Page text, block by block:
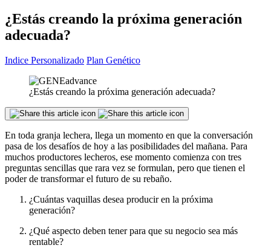
¿Estás creando la próxima generación
adecuada?
Indice Personalizado Plan Genético
¿Estás creando la próxima generación adecuada?
En toda granja lechera, llega un momento en que la conversación
pasa de los desafíos de hoy a las posibilidades del mañana. Para
muchos productores lecheros, ese momento comienza con tres
preguntas sencillas que rara vez se formulan, pero que tienen el
poder de transformar el futuro de su rebaño.
¿Cuántas vaquillas desea producir en la próxima
generación?
¿Qué aspecto deben tener para que su negocio sea más
rentable?